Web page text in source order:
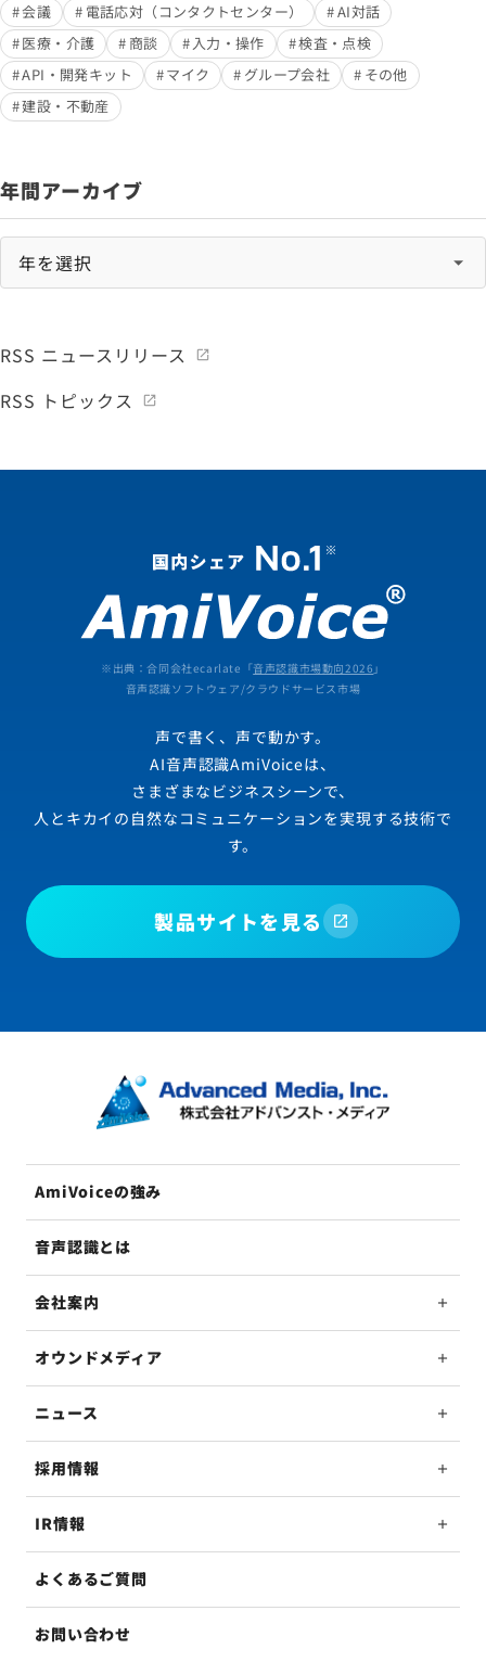
会議 電話応対（コンタクトセンター）
AI対話
医療・介護
商談 入力・操作
検査・点検
API・開発キット
マイク グループ会社
その他
建設・不動産
年間アーカイブ
RSS ニュースリリース
RSS トピックス
※出典：合同会社ecarlate「音声認識市場動向2026 」
音声認識ソフトウェア/クラウドサービス市場
声で書く、声で動かす。
AI音声認識AmiVoiceは、
さまざまなビジネスシーンで、
人とキカイの自然なコミュニケーションを実現する技術で
す。
製品サイトを見る
AmiVoiceの強み
音声認識とは
会社案内
オウンドメディア
ニュース
採用情報
IR情報
よくあるご質問
お問い合わせ